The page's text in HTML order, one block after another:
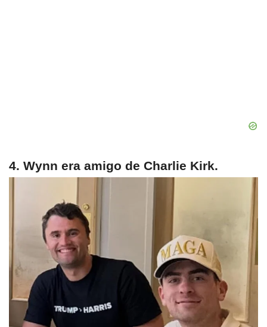
4. Wynn era amigo de Charlie Kirk.